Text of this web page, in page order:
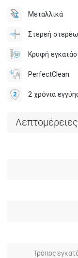
Μεταλλικά
Στερεή
Κρυφή
PerfectClean
2 χρόνια
Τρόπος